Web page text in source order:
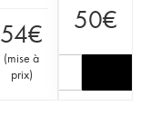
54€
(mise à
prix)
50€